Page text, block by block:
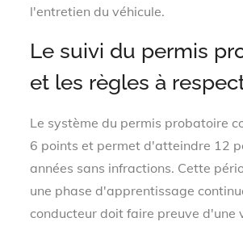
l'entretien du véhicule.
Le suivi du permis
et les règles à
Le système du permis probatoire
6 points et permet d'atteindre 12
années sans infractions. Cette
une phase d'apprentissage
conducteur doit faire preuve d'une